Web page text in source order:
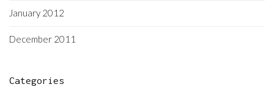
January 2012
December 2011
Categories